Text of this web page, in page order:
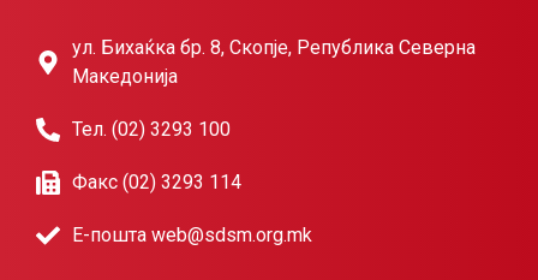
ул. Бихаќка бр. 8, Скопје, Република Северна
Македонија
Тел. (02) 3293 100
Факс (02) 3293 114
Е-пошта web@sdsm.org.mk